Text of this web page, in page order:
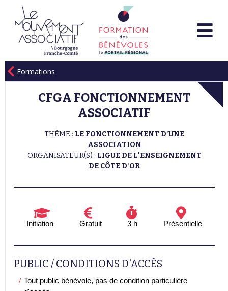
Formations
CFGA FONCTIONNEMENT
ASSOCIATIF
THÈME : LE FONCTIONNEMENT D'UNE
ASSOCIATION
ORGANISATEUR(S) : LIGUE DE L'ENSEIGNEMENT
DE CÔTE D'OR
Initiation Gratuit 3 h Présentielle
PUBLIC / CONDITIONS D'ACCÈS
Tout public bénévole, pas de condition particulière